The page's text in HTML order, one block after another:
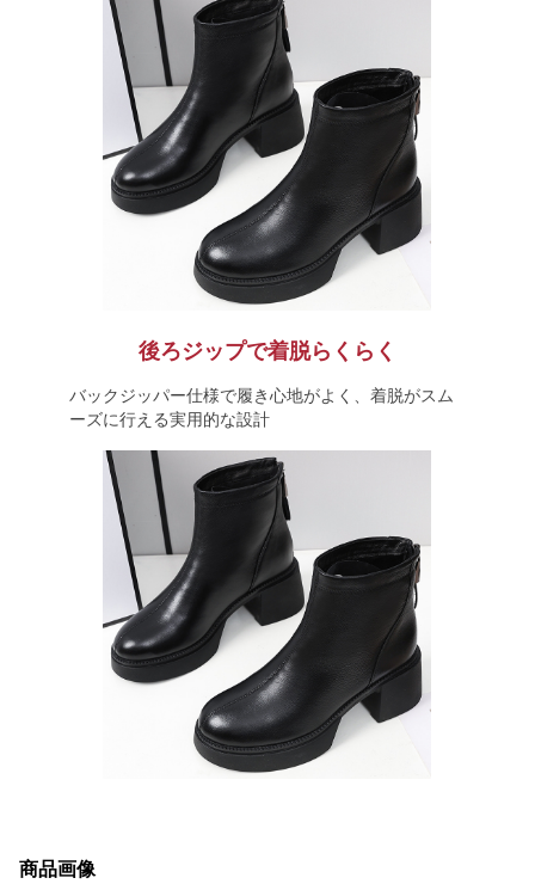
後ろジップで着脱らくらく
バックジッパー仕様で履き心地がよく、着脱がスム
ーズに行える実用的な設計
商品画像